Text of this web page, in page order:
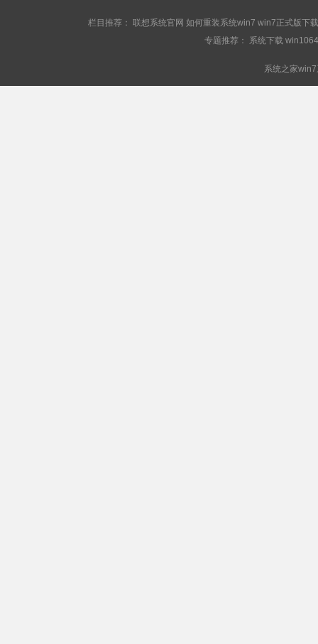
栏目推荐： 联想系统官网 如何重装系统win7 win7正式版下载
专题推荐： 系统下载
系统之家